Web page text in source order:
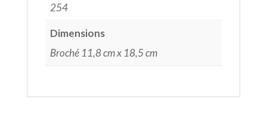
254
Dimensions
Broché 11,8 cm x 18,5 cm